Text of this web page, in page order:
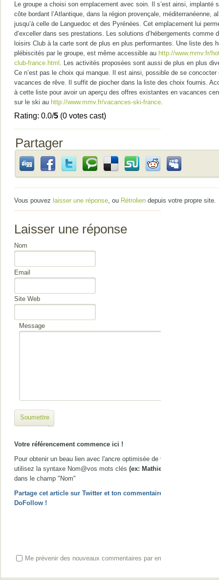
Le groupe a choisi son emplacement avec soin. Il s’est ainsi, implanté
côte bordant l’Atlantique, dans la région provençale, méditerranéenne,
jusqu’à celle de Languedoc et des Pyrénées. Cet emplacement lui
d’exceller dans ses prestations. Les solutions d’hébergements comme
loisirs Club à la carte sont de plus en plus performantes. Une liste des
plébiscités par le groupe, est même accessible au http://www.mmv.fr/
club-france.html . Les activités proposées sont aussi de plus en plus
Ce n’est pas le choix qui manque. Il est ainsi, possible de se concocter
vacances de rêve. Il suffit de piocher dans la liste des choix fournis.
à cette liste pour avoir un aperçu des offres existantes en vacances
sur le ski au http://www.mmv.fr/vacances-ski-france.
Rating: 0.0/5 (0 votes cast)
Partager
Vous pouvez laisser une réponse, ou Rétrolien depuis votre propre site.
Laisser une réponse
Nom
Email
Site Web
Message
Soumettre
Votre référencement commence ici !
Pour obtenir un beau lien avec l'ancre optimisée de votre choix,
utilisez la syntaxe Nom@vos mots clés (ex: Mathieu@gîte Nice)
dans le champ "Nom"
Partage cet article sur Twitter et ton commentaire passera en
DoFollow !
Me prévenir des nouveaux commentaires par email